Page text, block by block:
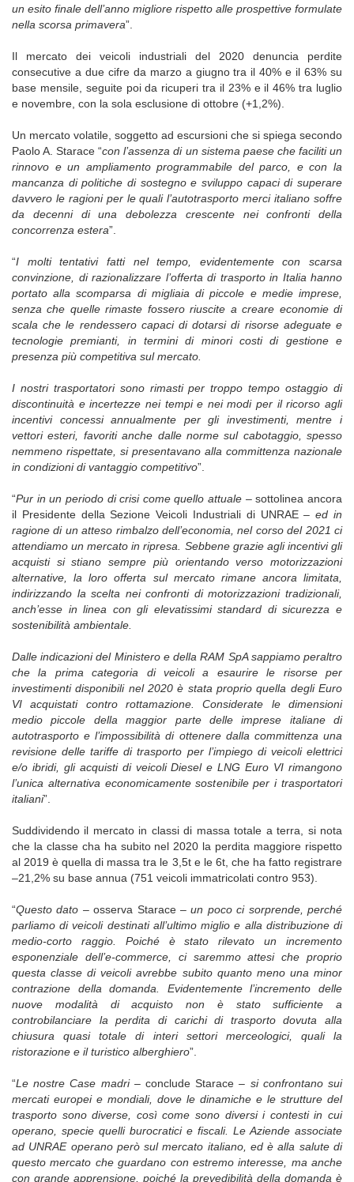
un esito finale dell’anno migliore rispetto alle prospettive formulate
nella scorsa primavera”.
Il mercato dei veicoli industriali del 2020 denuncia perdite
consecutive a due cifre da marzo a giugno tra il 40% e il 63% su
base mensile, seguite poi da ricuperi tra il 23% e il 46% tra luglio
e novembre, con la sola esclusione di ottobre (+1,2%).
Un mercato volatile, soggetto ad escursioni che si spiega secondo
Paolo A. Starace “con l’assenza di un sistema paese che faciliti un
rinnovo e un ampliamento programmabile del parco, e con la
mancanza di politiche di sostegno e sviluppo capaci di superare
davvero le ragioni per le quali l’autotrasporto merci italiano soffre
da decenni di una debolezza crescente nei confronti della
concorrenza estera”.
“I molti tentativi fatti nel tempo, evidentemente con scarsa
convinzione, di razionalizzare l’offerta di trasporto in Italia hanno
portato alla scomparsa di migliaia di piccole e medie imprese,
senza che quelle rimaste fossero riuscite a creare economie di
scala che le rendessero capaci di dotarsi di risorse adeguate e
tecnologie premianti, in termini di minori costi di gestione e
presenza più competitiva sul mercato.
I nostri trasportatori sono rimasti per troppo tempo ostaggio di
discontinuità e incertezze nei tempi e nei modi per il ricorso agli
incentivi concessi annualmente per gli investimenti, mentre i
vettori esteri, favoriti anche dalle norme sul cabotaggio, spesso
nemmeno rispettate, si presentavano alla committenza nazionale
in condizioni di vantaggio competitivo”.
“Pur in un periodo di crisi come quello attuale –sottolinea ancora
il Presidente della Sezione Veicoli Industriali di UNRAE– ed in
ragione di un atteso rimbalzo dell’economia, nel corso del 2021 ci
attendiamo un mercato in ripresa. Sebbene grazie agli incentivi gli
acquisti si stiano sempre più orientando verso motorizzazioni
alternative, la loro offerta sul mercato rimane ancora limitata,
indirizzando la scelta nei confronti di motorizzazioni tradizionali,
anch’esse in linea con gli elevatissimi standard di sicurezza e
sostenibilità ambientale.
Dalle indicazioni del Ministero e della RAM SpA sappiamo peraltro
che la prima categoria di veicoli a esaurire le risorse per
investimenti disponibili nel 2020 è stata proprio quella degli Euro
VI acquistati contro rottamazione. Considerate le dimensioni
medio piccole della maggior parte delle imprese italiane di
autotrasporto e l’impossibilità di ottenere dalla committenza una
revisione delle tariffe di trasporto per l’impiego di veicoli elettrici
e/o ibridi, gli acquisti di veicoli Diesel e LNG Euro VI rimangono
l’unica alternativa economicamente sostenibile per i trasportatori
italiani”.
Suddividendo il mercato in classi di massa totale a terra, si nota
che la classe cha ha subito nel 2020 la perdita maggiore rispetto
al 2019 è quella di massa tra le 3,5t e le 6t, che ha fatto registrare
–21,2% su base annua (751 veicoli immatricolati contro 953).
“Questo dato –osserva Starace– un poco ci sorprende, perché
parliamo di veicoli destinati all’ultimo miglio e alla distribuzione di
medio-corto raggio. Poiché è stato rilevato un incremento
esponenziale dell’e-commerce, ci saremmo attesi che proprio
questa classe di veicoli avrebbe subito quanto meno una minor
contrazione della domanda. Evidentemente l’incremento delle
nuove modalità di acquisto non è stato sufficiente a
controbilanciare la perdita di carichi di trasporto dovuta alla
chiusura quasi totale di interi settori merceologici, quali la
ristorazione e il turistico alberghiero”.
“Le nostre Case madri – conclude Starace – si confrontano sui
mercati europei e mondiali, dove le dinamiche e le strutture del
trasporto sono diverse, così come sono diversi i contesti in cui
operano, specie quelli burocratici e fiscali. Le Aziende associate
ad UNRAE operano però sul mercato italiano, ed è alla salute di
questo mercato che guardano con estremo interesse, ma anche
con grande apprensione, poiché la prevedibilità della domanda è